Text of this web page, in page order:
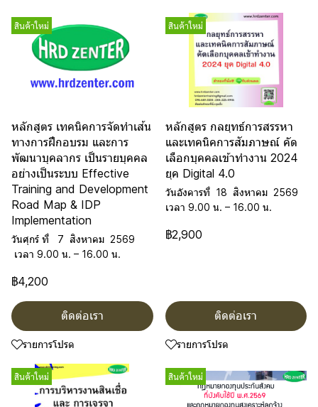
สินค้าใหม่
หลักสูตร เทคนิคการจัดทำเส้น
ทางการฝึกอบรม และการ
พัฒนาบุคลากร เป็นรายบุคคล
อย่างเป็นระบบ Effective
Training and Development
Road Map & IDP
Implementation
วันศุกร์ ที่ 7 สิงหาคม 2569
เวลา 9.00 น. – 16.00 น.
฿4,200
ติดต่อเรา
รายการโปรด
สินค้าใหม่
หลักสูตร กลยุทธ์การสรรหา
และเทคนิคการสัมภาษณ์ คัด
เลือกบุคคลเข้าทำงาน 2024
ยุค Digital 4.0
วันอังคารที่ 18 สิงหาคม 2569
เวลา 9.00 น. – 16.00 น.
฿2,900
ติดต่อเรา
รายการโปรด
สินค้าใหม่ สินค้าใหม่